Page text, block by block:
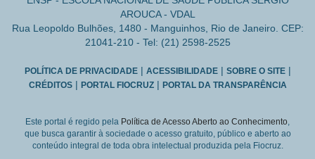
AROUCA - VDAL
Rua Leopoldo Bulhões, 1480 - Manguinhos, Rio de Janeiro. CEP:
21041-210 - Tel: (21) 2598-2525
POLÍTICA DE PRIVACIDADE | ACESSIBILIDADE | SOBRE O SITE |
CRÉDITOS | PORTAL FIOCRUZ | PORTAL DA TRANSPARÊNCIA
Este portal é regido pela Política de Acesso Aberto ao Conhecimento,
que busca garantir à sociedade o acesso gratuito, público e aberto ao
conteúdo integral de toda obra intelectual produzida pela Fiocruz.